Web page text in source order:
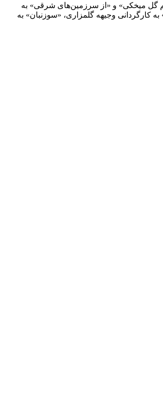
«خانم گل میخکی» و «از سرزمین‌های شرقی» به
کارگردانی وجیهه گلمزاری، «سوزنبان» به